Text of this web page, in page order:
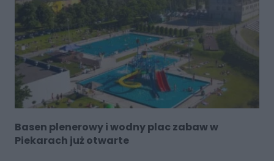
Basen plenerowy i wodny plac zabaw w
Piekarach już otwarte